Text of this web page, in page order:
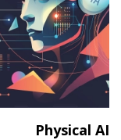
Physical AI